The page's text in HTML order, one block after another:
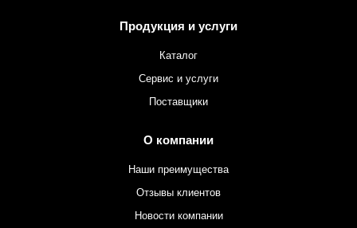
Продукция и услуги
Каталог
Сервис и услуги
Поставщики
О компании
Наши преимущества
Отзывы клиентов
Новости компании